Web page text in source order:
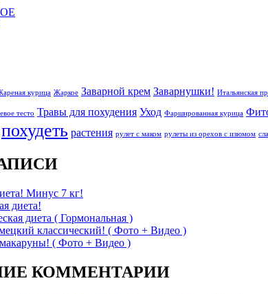
курица Жаркое Заварной крем Заварнушки! Итальянская
тесто Травы для похудения Уход Фаршированная курица
похудеть растения рулет с маком рулеты из орехов с изюмом
Минус 7 кг!
диета!
диета ( Гормональная )
классический! ( Фото + Видео )
( Фото + Видео )
КОММЕНТАРИИ